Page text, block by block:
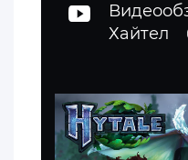
Хайтел